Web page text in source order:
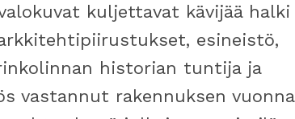
kuljettavat kävijää halki
esineistö,
historian tuntija ja
vastannut rakennuksen vuonna